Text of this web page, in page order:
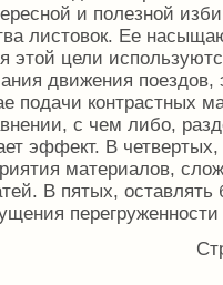
и полезной
листовок. Ее
цели
движения поездов,
подачи контрастных
с чем либо,
эффект. В четвертых,
материалов,
В пятых,